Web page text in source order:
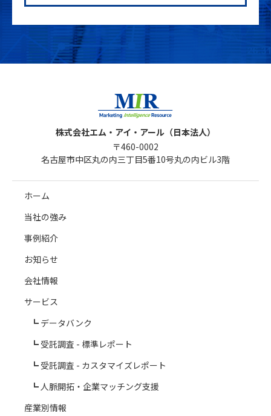
株式会社エム・アイ・アール（日本法人）
〒460-0002
名古屋市中区丸の内三丁目5番10号丸の内ビル3階
ホーム
当社の強み
事例紹介
お知らせ
会社情報
サービス
データバンク
受託調査 - 標準レポート
受託調査 - カスタマイズレポート
人脈開拓・企業マッチング支援
産業別情報